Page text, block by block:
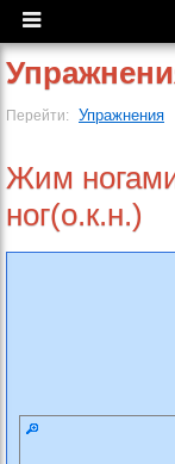
Перейти: Упражнения
Жим
ног(о.к.н.)